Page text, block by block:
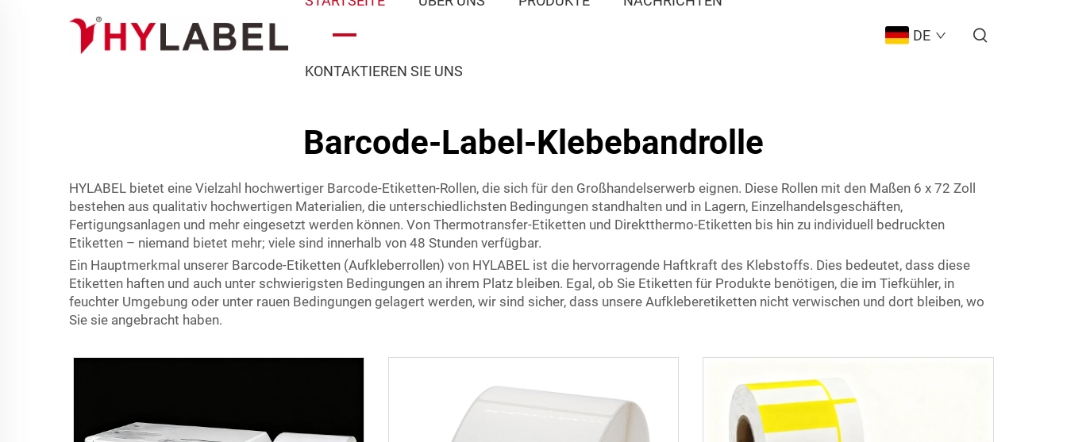
KONTAKTIEREN SIE UNS
DE
Barcode-Label-Klebebandrolle
HYLABEL bietet eine Vielzahl hochwertiger Barcode-Etiketten-Rollen, die sich für den Großhandelserwerb eignen. Diese Rollen mit den Maßen 6 x 72 Zoll
bestehen aus qualitativ hochwertigen Materialien, die unterschiedlichsten Bedingungen standhalten und in Lagern, Einzelhandelsgeschäften,
Fertigungsanlagen und mehr eingesetzt werden können. Von Thermotransfer-Etiketten und Direktthermo-Etiketten bis hin zu individuell bedruckten
Etiketten – niemand bietet mehr; viele sind innerhalb von 48 Stunden verfügbar.
Ein Hauptmerkmal unserer Barcode-Etiketten (Aufkleberrollen) von HYLABEL ist die hervorragende Haftkraft des Klebstoffs. Dies bedeutet, dass diese
Etiketten haften und auch unter schwierigsten Bedingungen an ihrem Platz bleiben. Egal, ob Sie Etiketten für Produkte benötigen, die im Tiefkühler, in
feuchter Umgebung oder unter rauen Bedingungen gelagert werden, wir sind sicher, dass unsere Aufkleberetiketten nicht verwischen und dort bleiben, wo
Sie sie angebracht haben.